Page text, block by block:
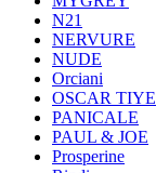
N21
NERVURE
NUDE
Orciani
OSCAR TIYE
PANICALE
PAUL & JOE
Prosperine